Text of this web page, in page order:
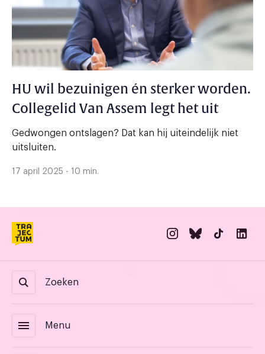
HU wil bezuinigen én sterker worden.
Collegelid Van Assem legt het uit
Gedwongen ontslagen? Dat kan hij uiteindelijk niet
uitsluiten.
17 april 2025 - 10 min.
Zoeken
menu Menu